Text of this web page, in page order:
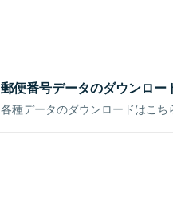
郵便番号データのダウンロー
各種データのダウンロードはこち